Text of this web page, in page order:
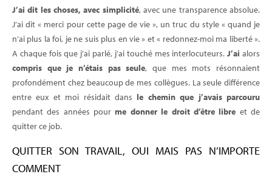
J’ai dit les choses, avec simplicité, avec une transparence absolue.
J’ai dit « merci pour cette page de vie », un truc du style « quand je
n’ai plus la foi, je ne suis plus en vie » et « redonnez-moi ma liberté ».
A chaque fois que j’ai parlé, j’ai touché mes interlocuteurs.J’aialors
compris que je n’étais pas seule, que mes mots résonnaient
profondément chez beaucoup de mes collègues. La seule différence
entre eux et moi résidait dansle chemin que j’avais parcouru
pendant des années pourme donner le droit d’être libre et de
quitter ce job.
QUITTER SON TRAVAIL, OUI MAIS PAS N’IMPORTE
COMMENT